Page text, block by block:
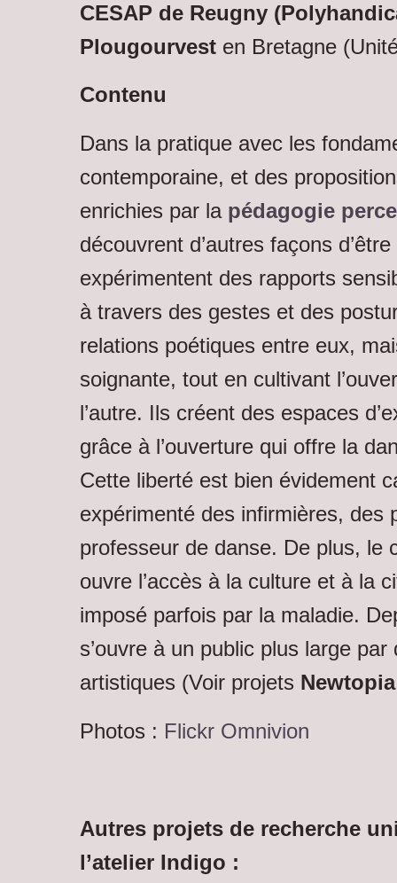
CESAP de Reugny
Plougourvest en Bretagne
Contenu
Dans la pratique avec les
contemporaine, et des
enrichies par la pédagogie
découvrent d’autres façons
expérimentent des rapports
à travers des gestes et des
relations poétiques entre eux,
soignante, tout en cultivant
l’autre. Ils créent des espaces
grâce à l’ouverture qui offre la
Cette liberté est bien évidement
expérimenté des infirmières, des
professeur de danse. De plus, le
ouvre l’accès à la culture et à la
imposé parfois par la maladie.
s’ouvre à un public plus large
artistiques (Voir projets Newtopia
Photos : Flickr Omnivion
Autres projets de recherche
l’atelier Indigo :